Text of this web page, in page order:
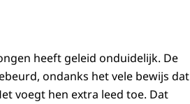
heeft geleid onduidelijk. De
ondanks het vele bewijs dat
voegt hen extra leed toe. Dat